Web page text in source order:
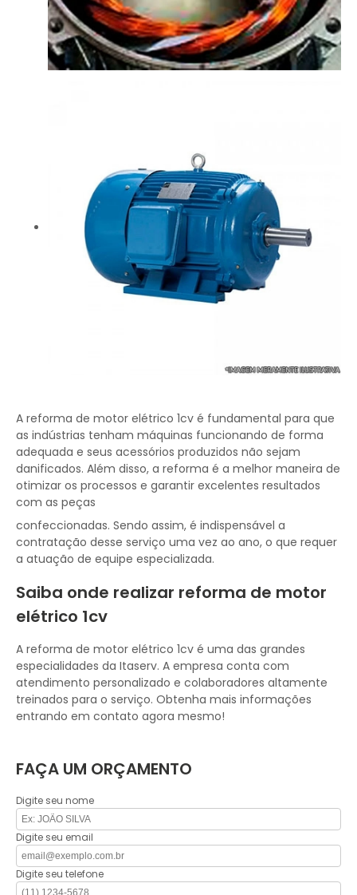
A reforma de motor elétrico 1cv é fundamental para que
as indústrias tenham máquinas funcionando de forma
adequada e seus acessórios produzidos não sejam
danificados. Além disso, a reforma é a melhor maneira de
otimizar os processos e garantir excelentes resultados
com as peças
confeccionadas. Sendo assim, é indispensável a
contratação desse serviço uma vez ao ano, o que requer
a atuação de equipe especializada.
Saiba onde realizar reforma de motor
elétrico 1cv
A reforma de motor elétrico 1cv é uma das grandes
especialidades da Itaserv. A empresa conta com
atendimento personalizado e colaboradores altamente
treinados para o serviço. Obtenha mais informações
entrando em contato agora mesmo!
FAÇA UM ORÇAMENTO
Digite seu nome
Digite seu email
Digite seu telefone